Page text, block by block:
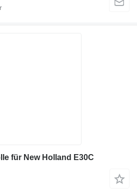
für New Holland E30C